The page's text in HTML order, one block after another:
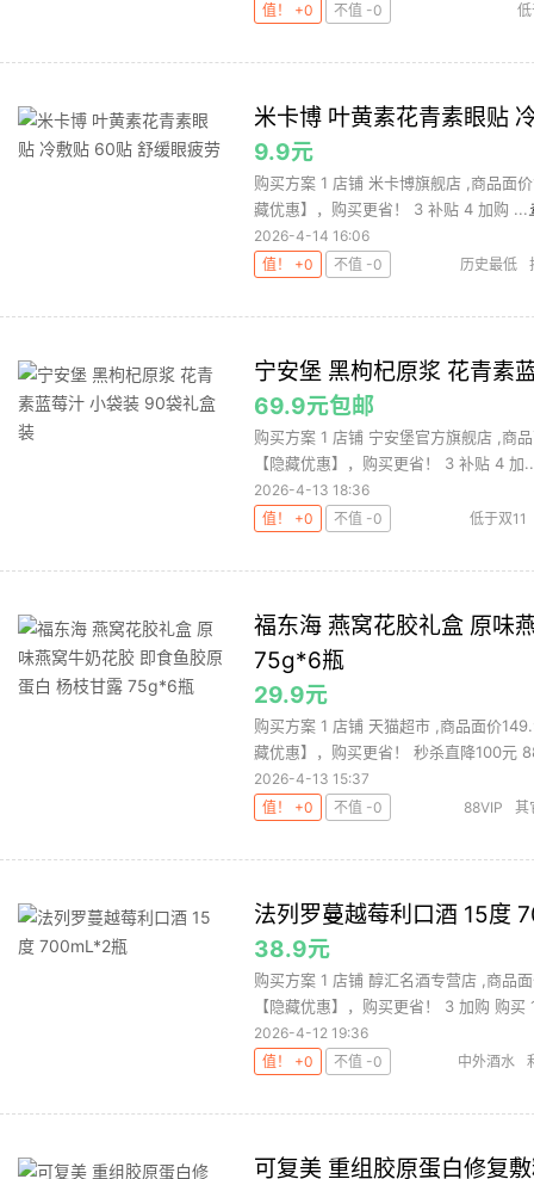
值！ +0
不值 -0
米卡博 叶黄素花青素眼贴
9.9元
购买方案 1 店铺 米卡博旗舰店 ,商品面
藏优惠】，购买更省！ 3 补贴 4 加购 ...
2026-4-14 16:06
值！ +0
不值 -0 历史最低
宁安堡 黑枸杞原浆 花青素
69.9元包邮
购买方案 1 店铺 宁安堡官方旗舰店 ,商
【隐藏优惠】，购买更省！ 3 补贴 4 加
2026-4-13 18:36
值！ +0
不值 -0 低于双11
福东海 燕窝花胶礼盒 原味
75g*6瓶
29.9元
购买方案 1 店铺 天猫超市 ,商品面价
藏优惠】，购买更省！ 秒杀直降100元
2026-4-13 15:37
值！ +0
不值 -0 88VIP 其
法列罗蔓越莓利口酒 15度
38.9元
购买方案 1 店铺 醇汇名酒专营店 ,商品
【隐藏优惠】，购买更省！ 3 加购 购买
2026-4-12 19:36
值！ +0
不值 -0 中外酒水
可复美 重组胶原蛋白修复